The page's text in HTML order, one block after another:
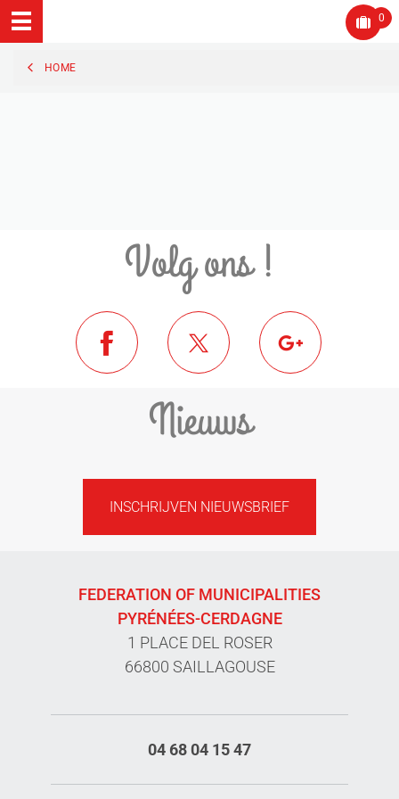
0
HOME
Volg ons !
Nieuws
INSCHRIJVEN NIEUWSBRIEF
FEDERATION OF MUNICIPALITIES
PYRÉNÉES-CERDAGNE
1 PLACE DEL ROSER
66800 SAILLAGOUSE
04 68 04 15 47